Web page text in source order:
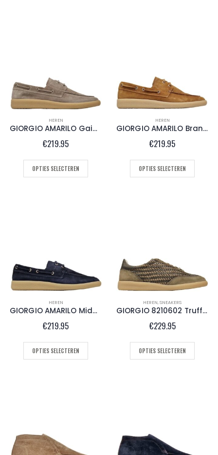
HEREN
GIORGIO AMARILO Gainsboro
€219.95
OPTIES SELECTEREN
HEREN
GIORGIO AMARILO Brandy
€219.95
OPTIES SELECTEREN
HEREN
GIORGIO AMARILO Midnight
€219.95
OPTIES SELECTEREN
HEREN,SNEAKERS
GIORGIO 8210602 Truffel
€229.95
OPTIES SELECTEREN